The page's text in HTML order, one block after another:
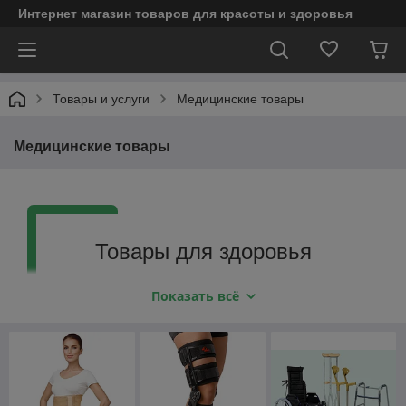
Интернет магазин товаров для красоты и здоровья
Товары и услуги Медицинские товары
Медицинские товары
Товары для здоровья
У нас вы можете купить
медицинские товары в Минске в
Наша компания постоянно пополняет
ассортимент медицинских товаров и предлагает
высокое качество по разумной цене. Мы
Показать всё